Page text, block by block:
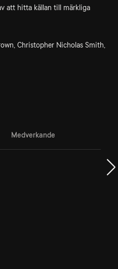
att hitta källan till märkliga
Christopher Nicholas Smith,
Medverkande